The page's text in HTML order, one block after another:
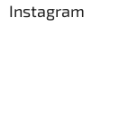
Instagram